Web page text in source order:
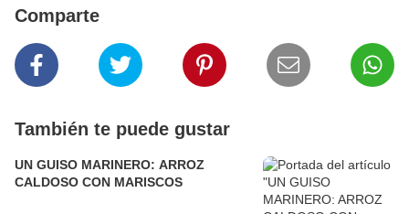
Comparte
También te puede gustar
UN GUISO MARINERO: ARROZ
CALDOSO CON MARISCOS